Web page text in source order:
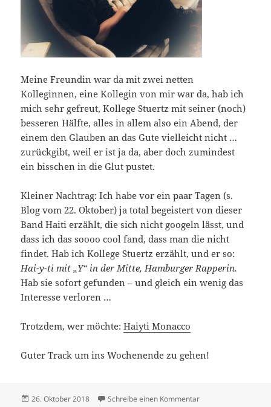
Meine Freundin war da mit zwei netten
Kolleginnen, eine Kollegin von mir war da, hab ich
mich sehr gefreut, Kollege Stuertz mit seiner (noch)
besseren Hälfte, alles in allem also ein Abend, der
einem den Glauben an das Gute vielleicht nicht …
zurückgibt, weil er ist ja da, aber doch zumindest
ein bisschen in die Glut pustet.
Kleiner Nachtrag: Ich habe vor ein paar Tagen (s.
Blog vom 22. Oktober) ja total begeistert von dieser
Band Haiti erzählt, die sich nicht googeln lässt, und
dass ich das soooo cool fand, dass man die nicht
findet. Hab ich Kollege Stuertz erzählt, und er so:
Hai-y-ti mit „Y“ in der Mitte, Hamburger Rapperin.
Hab sie sofort gefunden – und gleich ein wenig das
Interesse verloren …
Trotzdem, wer möchte:Haiyti Monacco
Guter Track um ins Wochenende zu gehen!
Veröffentlicht
26. Oktober 2018 Schreibe einen Kommentarzu Der Tag nach